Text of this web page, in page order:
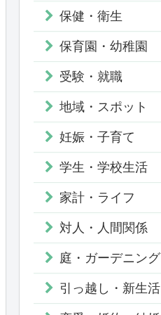
保健・衛生
保育園・幼稚園
受験・就職
地域・スポット
妊娠・子育て
学生・学校生活
家計・ライフ
対人・人間関係
庭・ガーデニング
引っ越し・新生活